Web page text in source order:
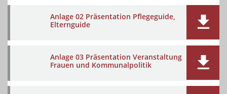
Anlage 02 Präsentation Pflegeguide,
Elternguide
Anlage 03 Präsentation Veranstaltung
Frauen und Kommunalpolitik